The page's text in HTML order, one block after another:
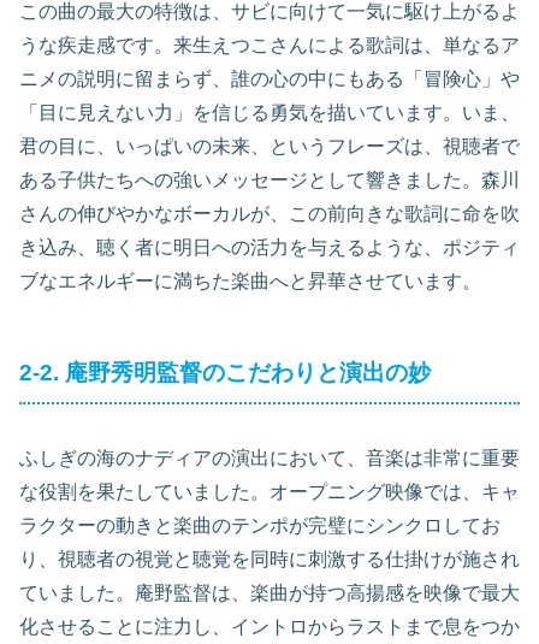
この曲の最大の特徴は、サビに向けて一気に駆け上がるよ
うな疾走感です。来生えつこさんによる歌詞は、単なるア
ニメの説明に留まらず、誰の心の中にもある「冒険心」や
「目に見えない力」を信じる勇気を描いています。いま、
君の目に、いっぱいの未来、というフレーズは、視聴者で
ある子供たちへの強いメッセージとして響きました。森川
さんの伸びやかなボーカルが、この前向きな歌詞に命を吹
き込み、聴く者に明日への活力を与えるような、ポジティ
ブなエネルギーに満ちた楽曲へと昇華させています。
2-2. 庵野秀明監督のこだわりと演出の妙
ふしぎの海のナディアの演出において、音楽は非常に重要
な役割を果たしていました。オープニング映像では、キャ
ラクターの動きと楽曲のテンポが完璧にシンクロしてお
り、視聴者の視覚と聴覚を同時に刺激する仕掛けが施され
ていました。庵野監督は、楽曲が持つ高揚感を映像で最大
化させることに注力し、イントロからラストまで息をつか